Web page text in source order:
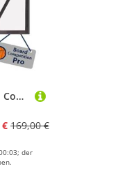
HUDORA Basketball Board Competition Pro - Basketballkorb mit federndem Dunkring zur Wandmontage für Kinder & Erwachsene - Outdoor Basketball Board mit transparenter Rückwand für den Garten
€ 169,00 €
der